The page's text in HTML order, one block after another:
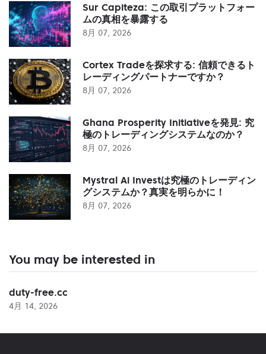
Sur Capiteza: この取引プラットフォー
ムの真相を暴露する
8月 07, 2026
Cortex Tradeを探求する: 信頼できるト
レーディングパートナーですか？
8月 07, 2026
Ghana Prosperity Initiativeを発見: 究
極のトレーディングシステムなのか？
8月 07, 2026
Mystral Ai Investは究極のトレーディン
グシステムか？真実を明らかに！
8月 07, 2026
You may be interested in
duty-free.cc
4月 14, 2026